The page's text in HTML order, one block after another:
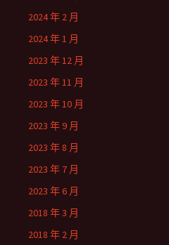
2024 年 2 月
2024 年 1 月
2023 年 12 月
2023 年 11 月
2023 年 10 月
2023 年 9 月
2023 年 8 月
2023 年 7 月
2023 年 6 月
2018 年 3 月
2018 年 2 月